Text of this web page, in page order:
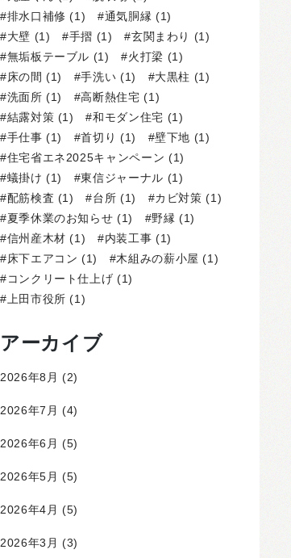
排水口補修 (1) 通気胴縁 (1)
大壁 (1) 手摺 (1) 玄関まわり
(1)
無垢板テーブル (1) 火打梁 (1)
床の間 (1) 手洗い (1) 大黒柱 (1)
洗面所 (1) 高断熱住宅 (1)
結露対策 (1) 和モダン住宅 (1)
手仕事 (1) 首切り (1) 壁下地 (1)
住宅省エネ2025キャンペーン (1)
蟻掛け (1) 東信ジャーナル (1)
配筋検査 (1) 台所 (1) カビ対策 (1)
夏季休業のお知らせ (1) 野縁 (1)
信州産木材 (1) 内装工事 (1)
床下エアコン (1) 木組みの薪小屋 (1)
コンクリート仕上げ (1)
上田市役所 (1)
アーカイブ
2026年8月 (2)
2026年7月 (4)
2026年6月 (5)
2026年5月 (5)
2026年4月 (5)
2026年3月 (3)